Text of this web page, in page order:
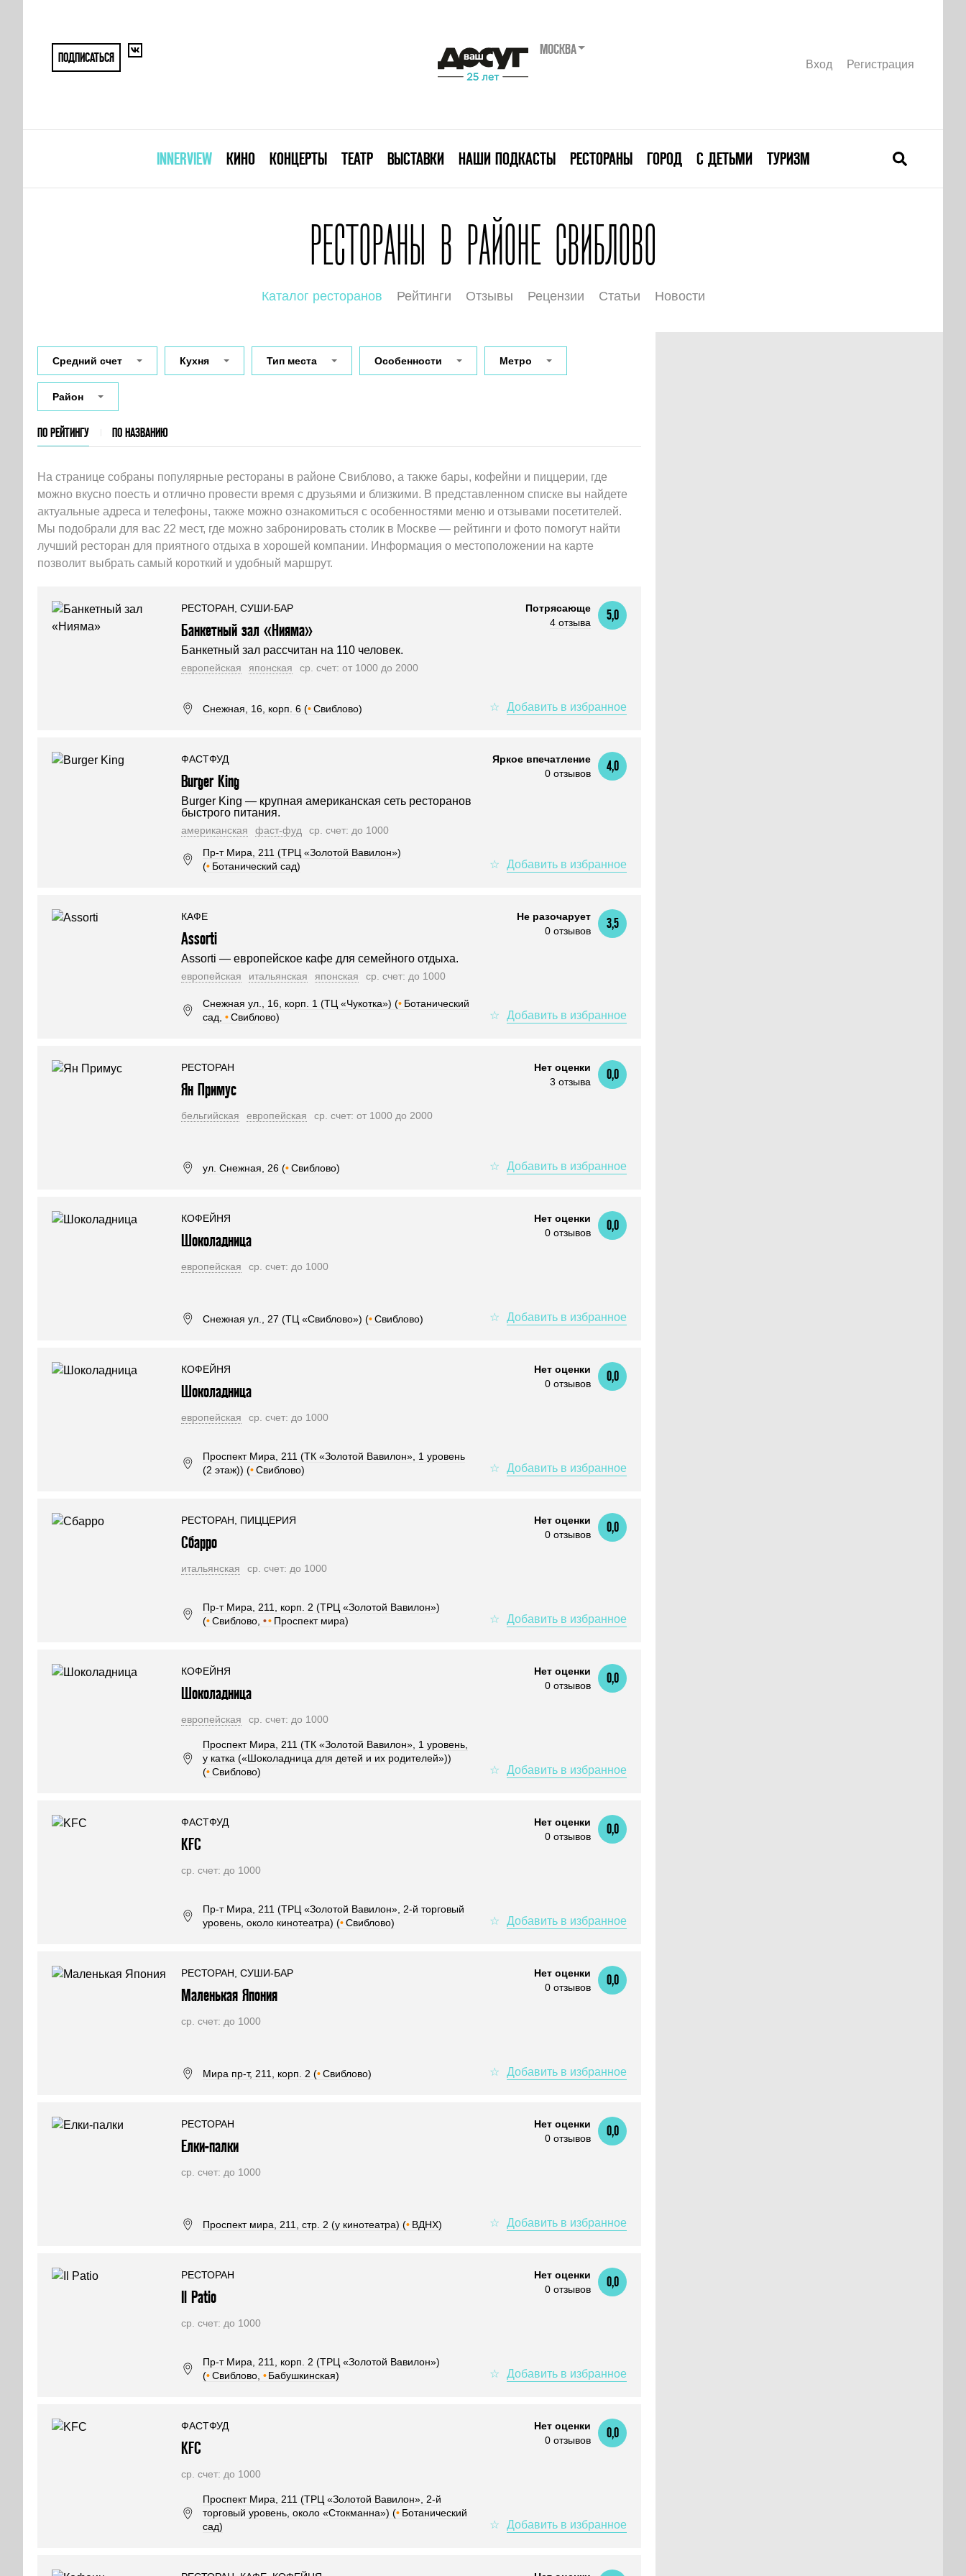
ПОДПИСАТЬСЯ
МОСКВА
Вход Регистрация
INNERVIEW КИНО КОНЦЕРТЫ ТЕАТР ВЫСТАВКИ НАШИ ПОДКАСТЫ РЕСТОРАНЫ ГОРОД С ДЕТЬМИ ТУРИЗМ
РЕСТОРАНЫ В РАЙОНЕ СВИБЛОВО
Каталог ресторанов Рейтинги Отзывы Рецензии Статьи Новости
Средний счет Кухня Тип места Особенности Метро
Район
ПО РЕЙТИНГУ ПО НАЗВАНИЮ
На странице собраны популярные рестораны в районе Свиблово, а также бары, кофейни и пиццерии, где
можно вкусно поесть и отлично провести время с друзьями и близкими. В представленном списке вы найдете
актуальные адреса и телефоны, также можно ознакомиться с особенностями меню и отзывами посетителей.
Мы подобрали для вас 22 мест, где можно забронировать столик в Москве — рейтинги и фото помогут найти
лучший ресторан для приятного отдыха в хорошей компании. Информация о местоположении на карте
позволит выбрать самый короткий и удобный маршрут.
РЕСТОРАН, СУШИ-БАР
Банкетный зал «Нияма»
Банкетный зал рассчитан на 110 человек.
европейская японская ср. счет: от 1000 до 2000
Снежная, 16, корп. 6 (•Свиблово)
Потрясающе
4 отзыва
5,0
ФАСТФУД
Burger King
Burger King — крупная американская сеть ресторанов
быстрого питания.
американская фаст-фуд
ср. счет: до 1000
Пр-т Мира, 211 (ТРЦ «Золотой Вавилон»)
(• Ботанический сад)
Яркое впечатление
0 отзывов
4,0
КАФЕ
Assorti
Assorti — европейское кафе для семейного отдыха.
европейская итальянская японская ср. счет: до 1000
Снежная ул., 16, корп. 1 (ТЦ «Чукотка») (• Ботанический
сад, •Свиблово)
Не разочарует
0 отзывов
3,5
РЕСТОРАН
Ян Примус
бельгийская европейская ср. счет: от 1000 до 2000
ул. Снежная, 26 (•Свиблово)
Нет оценки
3 отзыва
0,0
КОФЕЙНЯ
Шоколадница
европейская ср. счет: до 1000
Снежная ул., 27 (ТЦ «Свиблово») (•Свиблово)
Нет оценки
0 отзывов
0,0
КОФЕЙНЯ
Шоколадница
европейская ср. счет: до 1000
Проспект Мира, 211 (ТК «Золотой Вавилон», 1 уровень
(2 этаж)) (•Свиблово)
Нет оценки
0 отзывов
0,0
РЕСТОРАН, ПИЦЦЕРИЯ
Сбарро
итальянская ср. счет: до 1000
Пр-т Мира, 211, корп. 2 (ТРЦ «Золотой Вавилон»)
(•Свиблово, •• Проспект мира)
Нет оценки
0 отзывов
0,0
КОФЕЙНЯ
Шоколадница
европейская ср. счет: до 1000
Проспект Мира, 211 (ТК «Золотой Вавилон», 1 уровень,
у катка («Шоколадница для детей и их родителей»))
(•Свиблово)
Нет оценки
0 отзывов
0,0
ФАСТФУД
KFC
ср. счет: до 1000
Пр-т Мира, 211 (ТРЦ «Золотой Вавилон», 2-й торговый
уровень, около кинотеатра) (•Свиблово)
Нет оценки
0 отзывов
0,0
РЕСТОРАН, СУШИ-БАР
Маленькая Япония
ср. счет: до 1000
Мира пр-т, 211, корп. 2 (•Свиблово)
Нет оценки
0 отзывов
0,0
РЕСТОРАН
Елки-палки
ср. счет: до 1000
Проспект мира, 211, стр. 2 (у кинотеатра) (• ВДНХ)
Нет оценки
0 отзывов
0,0
РЕСТОРАН
Il Patio
ср. счет: до 1000
Пр-т Мира, 211, корп. 2 (ТРЦ «Золотой Вавилон»)
(•Свиблово, • Бабушкинская)
Нет оценки
0 отзывов
0,0
ФАСТФУД
KFC
ср. счет: до 1000
Проспект Мира, 211 (ТРЦ «Золотой Вавилон», 2-й
торговый уровень, около «Стокманна») (• Ботанический
сад)
Нет оценки
0 отзывов
0,0